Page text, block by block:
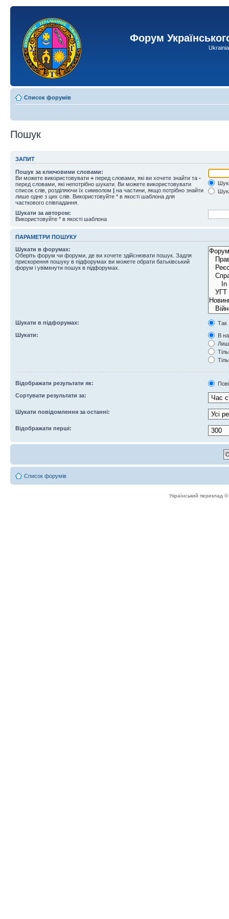
Форум
Список форумів
Пошук
ЗАПИТ
Пошук за ключовими словами:
Ви можете використовувати + перед словами, які ви хочете знайти та -
перед словами, які непотрібно шукати. Ви можете використовувати
список слів, розділяючи їх символом | на частини, якщо потрібно знайти
лише одне з цих слів. Використовуйте * в якості шаблона для
часткового співпадання.
Шукати за автором:
Використовуйте * в якості шаблона
ПАРАМЕТРИ ПОШУКУ
Шукати в форумах:
Оберіть форум чи форуми, де ви хочете здійснювати пошук. Задля
прискорення пошуку в підфорумах ви можете обрати батьківський
форум і увімкнути пошук в підфорумах.
Шукати в підфорумах:
Так
Шукати:
В
Відображати результати як:
Сортувати результати за:
Шукати повідомлення за останні:
Відображати перші:
Список форумів
Український переклад